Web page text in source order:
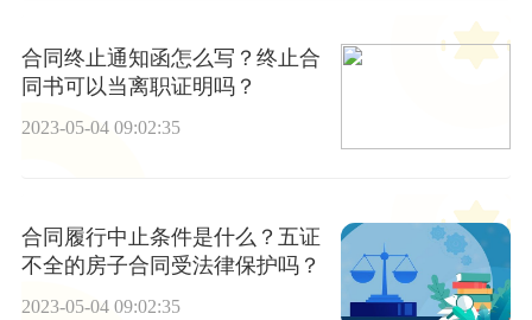
合同终止通知函怎么写？终止合
同书可以当离职证明吗？
2023-05-04 09:02:35
合同履行中止条件是什么？五证
不全的房子合同受法律保护吗？
2023-05-04 09:02:35